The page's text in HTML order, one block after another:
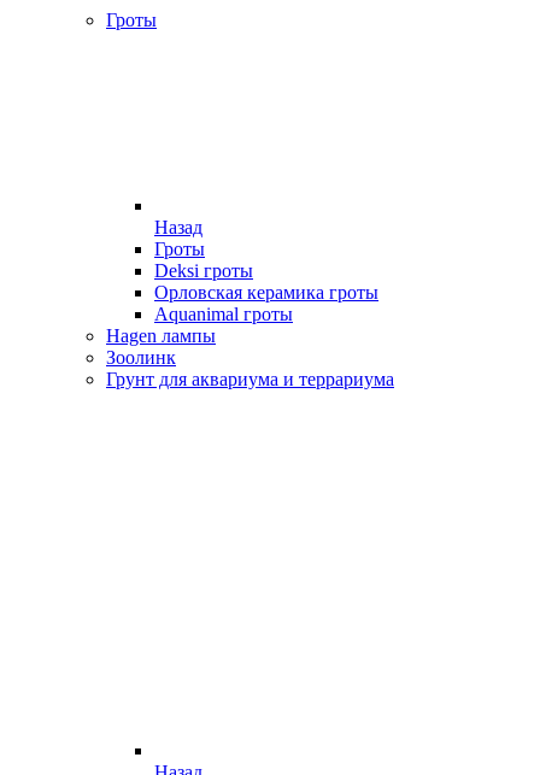
Гроты
Назад
Гроты
Deksi гроты
Орловская керамика гроты
Aquanimal гроты
Hagen лампы
Зоолинк
Грунт для аквариума и террариума